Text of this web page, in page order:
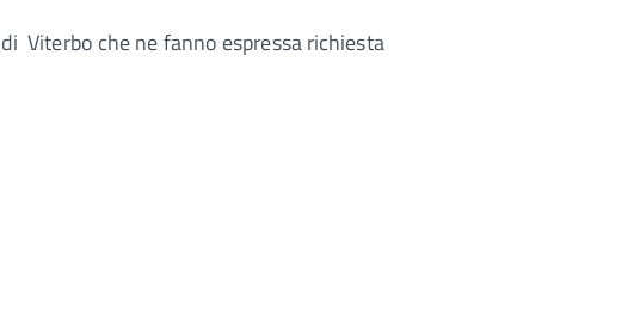
Viterbo che ne fanno espressa richiesta